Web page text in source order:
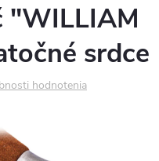
"WILLIAM
srdce
hodnotenia